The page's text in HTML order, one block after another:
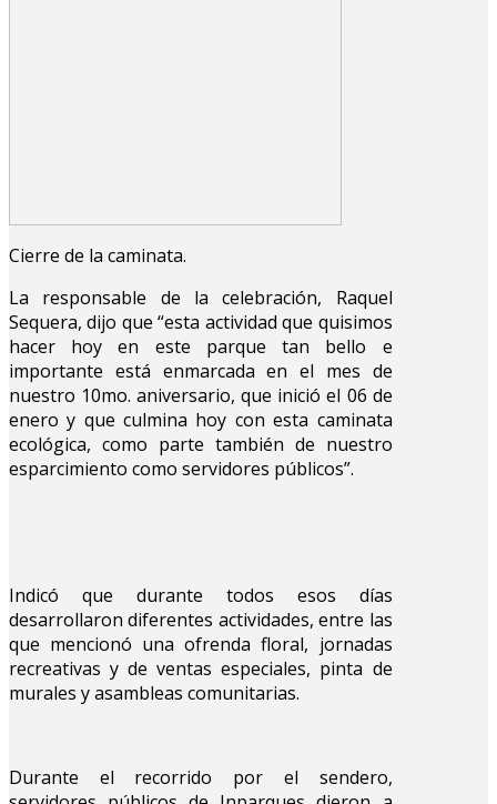
Cierre de la caminata.
La responsable de la celebración, Raquel
Sequera, dijo que “esta actividad que quisimos
hacer hoy en este parque tan bello e
importante está enmarcada en el mes de
nuestro 10mo. aniversario, que inició el 06 de
enero y que culmina hoy con esta caminata
ecológica, como parte también de nuestro
esparcimiento como servidores públicos”.
Indicó que durante todos esos días
desarrollaron diferentes actividades, entre las
que mencionó una ofrenda floral, jornadas
recreativas y de ventas especiales, pinta de
murales y asambleas comunitarias.
Durante el recorrido por el sendero,